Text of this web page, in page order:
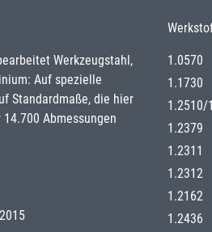
Werkzeugstahl,
Auf spezielle
Standardmaße, die hier
Abmessungen
1.0570
1.1730
1.2510/
1.2379
1.2311
1.2312
1.2162
1.2436